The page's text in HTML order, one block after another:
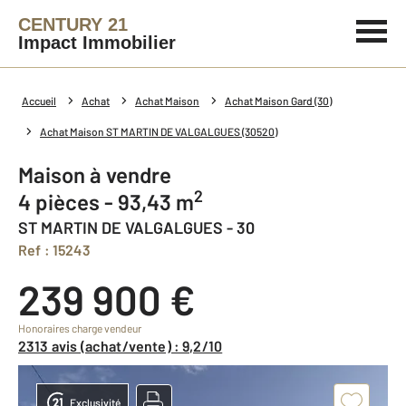
CENTURY 21
Impact Immobilier
Accueil Achat Achat Maison Achat Maison Gard (30)
Achat Maison ST MARTIN DE VALGALGUES (30520)
Maison à vendre
4 pièces - 93,43 m2
ST MARTIN DE VALGALGUES - 30
Ref : 15243
239 900 €
Honoraires charge vendeur
2313 avis (achat/vente) : 9,2/10
Exclusivité